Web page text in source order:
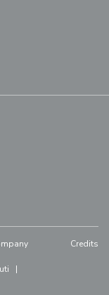
|
Credits